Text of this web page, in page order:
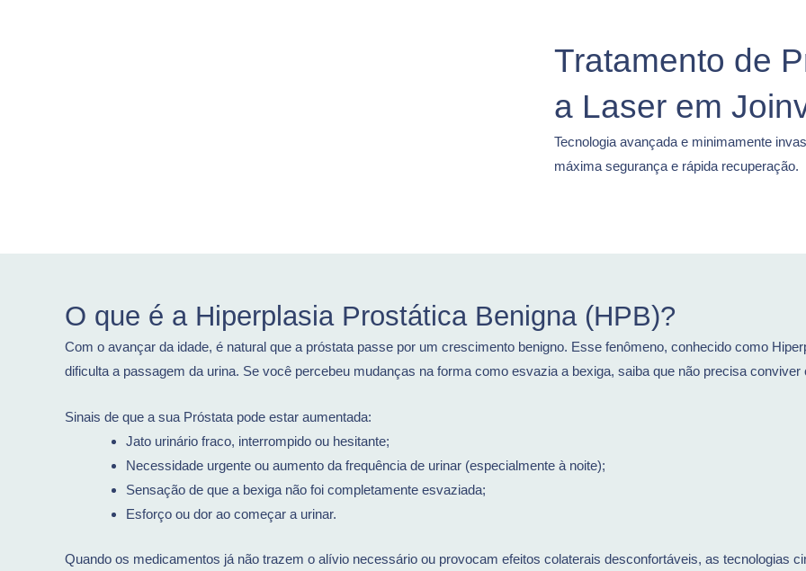
Tratamento de
a Laser em
Tecnologia avançada e minimamente
máxima segurança e rápida recuperação.
O que é a Hiperplasia Prostática Benigna (HPB)?
Com o avançar da idade, é natural que a próstata passe por um crescimento benigno. Esse fenômeno, conhecido como
dificulta a passagem da urina. Se você percebeu mudanças na forma como esvazia a bexiga, saiba que não precisa
Sinais de que a sua Próstata pode estar aumentada:
Jato urinário fraco, interrompido ou hesitante;
Necessidade urgente ou aumento da frequência de urinar (especialmente à noite);
Sensação de que a bexiga não foi completamente esvaziada;
Esforço ou dor ao começar a urinar.
Quando os medicamentos já não trazem o alívio necessário ou provocam efeitos colaterais desconfortáveis, as tecnologias